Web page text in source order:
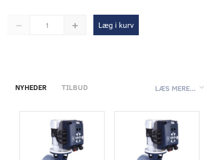
Læg i kurv
LÆS MERE...
NYHEDER TILBUD